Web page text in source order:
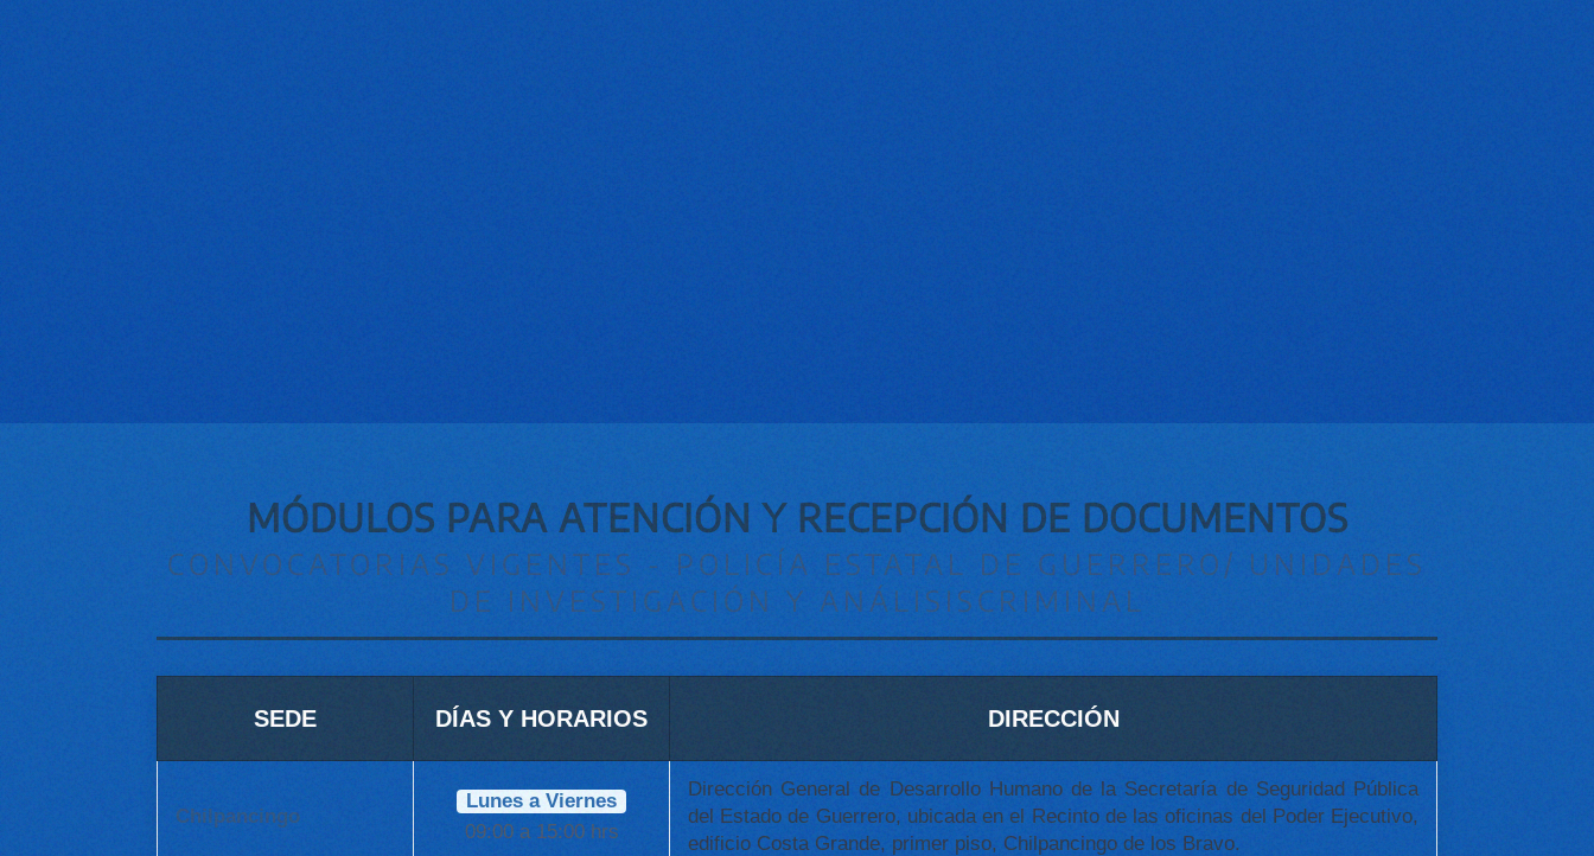
MÓDULOS PARA ATENCIÓN Y RECEPCIÓN DE DOCUMENTOS
CONVOCATORIAS VIGENTES - POLICÍA ESTATAL DE GUERRERO/ UNIDADES
DE INVESTIGACIÓN Y ANÁLISISCRIMINAL
SEDE DÍAS Y HORARIOS DIRECCIÓN
Chilpancingo
Lunes a Viernes
09:00 a 15:00 hrs
Dirección General de Desarrollo Humano de la Secretaría de Seguridad Pública
del Estado de Guerrero, ubicada en el Recinto de las oficinas del Poder Ejecutivo,
edificio Costa Grande, primer piso, Chilpancingo de los Bravo.